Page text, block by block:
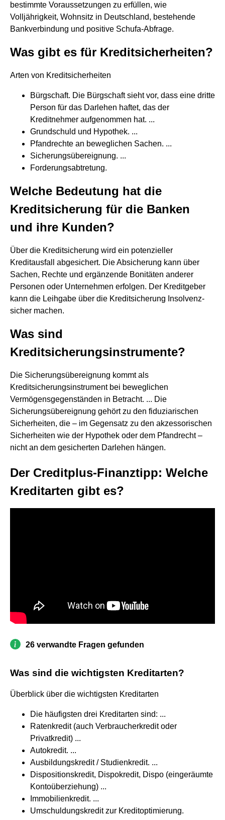
bestimmte Voraussetzungen zu erfüllen, wie
Volljährigkeit, Wohnsitz in Deutschland, bestehende
Bankverbindung und positive Schufa-Abfrage.
Was gibt es für Kreditsicherheiten?
Arten von Kreditsicherheiten
Bürgschaft. Die Bürgschaft sieht vor, dass eine dritte
Person für das Darlehen haftet, das der
Kreditnehmer aufgenommen hat. ...
Grundschuld und Hypothek. ...
Pfandrechte an beweglichen Sachen. ...
Sicherungsübereignung. ...
Forderungsabtretung.
Welche Bedeutung hat die
Kreditsicherung für die Banken
und ihre Kunden?
Über die Kreditsicherung wird ein potenzieller
Kreditausfall abgesichert. Die Absicherung kann über
Sachen, Rechte und ergänzende Bonitäten anderer
Personen oder Unternehmen erfolgen. Der Kreditgeber
kann die Leihgabe über die Kreditsicherung Insolvenz-
sicher machen.
Was sind
Kreditsicherungsinstrumente?
Die Sicherungsübereignung kommt als
Kreditsicherungsinstrument bei beweglichen
Vermögensgegenständen in Betracht. ... Die
Sicherungsübereignung gehört zu den fiduziarischen
Sicherheiten, die – im Gegensatz zu den akzessorischen
Sicherheiten wie der Hypothek oder dem Pfandrecht –
nicht an dem gesicherten Darlehen hängen.
Der Creditplus-Finanztipp: Welche
Kreditarten gibt es?
26 verwandte Fragen gefunden
Was sind die wichtigsten Kreditarten?
Überblick über die wichtigsten Kreditarten
Die häufigsten drei Kreditarten sind: ...
Ratenkredit (auch Verbraucherkredit oder
Privatkredit) ...
Autokredit. ...
Ausbildungskredit / Studienkredit. ...
Dispositionskredit, Dispokredit, Dispo (eingeräumte
Kontoüberziehung) ...
Immobilienkredit. ...
Umschuldungskredit zur Kreditoptimierung.